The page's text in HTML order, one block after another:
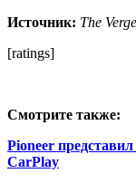
Источник: The Verge
[ratings]
Смотрите также:
Pioneer
CarPlay